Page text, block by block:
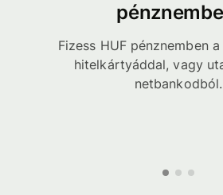
Fizess HUF pénznemben
hitelkártyáddal, vagy
netbankodból.